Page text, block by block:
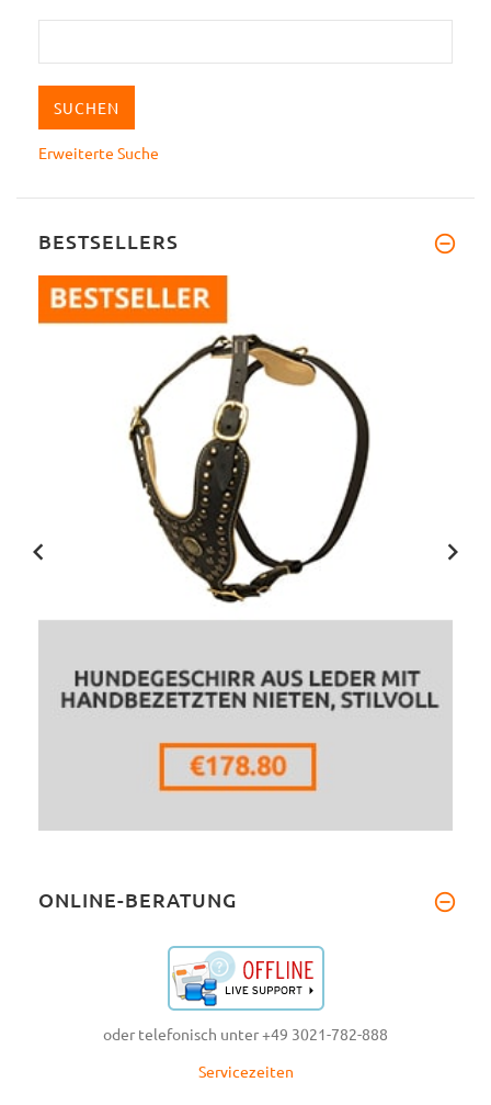
Erweiterte Suche
BESTSELLERS
ONLINE-BERATUNG
oder telefonisch unter +49 3021-782-888
Servicezeiten